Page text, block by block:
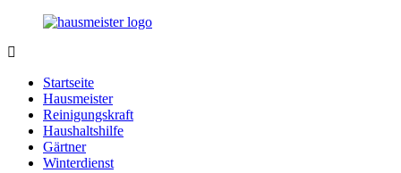
Zurück
Inhalt
Hausmeister.de
rund
Ihren
Haushalt
Startseite
Hausmeister
Reinigungskraft
Haushaltshilfe
Gärtner
Winterdienst